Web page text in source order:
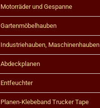
Motorräder und Gespanne
Gartenmöbelhauben
Industriehauben, Maschinenhauben
Abdeckplanen
Entfeuchter
Planen-Klebeband Trucker Tape